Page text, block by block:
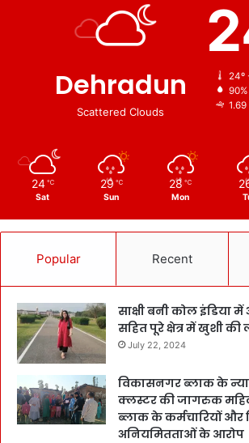
Dehradun
Scattered Clouds
24º
90%
1.69
24 ℃
Sat
29 ℃
Sun
28 ℃
Mon
Popular Recent
साक्षी बनी कोल इंडिया में
सहित पूरे क्षेत्र में खुशी की
July 22, 2024
विकासनगर ब्लाक के
क्लस्टर की जागरुक
ब्लाक के कर्मचारियों और
अनियमितताओं के आरोप